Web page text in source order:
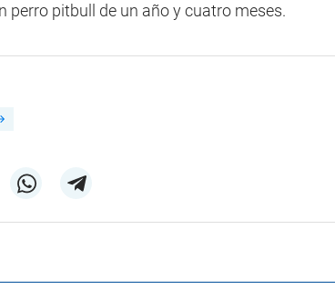
perro pitbull de un año y cuatro meses.